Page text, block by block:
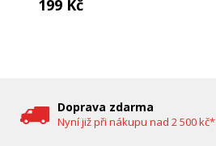
199 Kč
Doprava zdarma
Nyní již při nákupu nad 2 500 kč*